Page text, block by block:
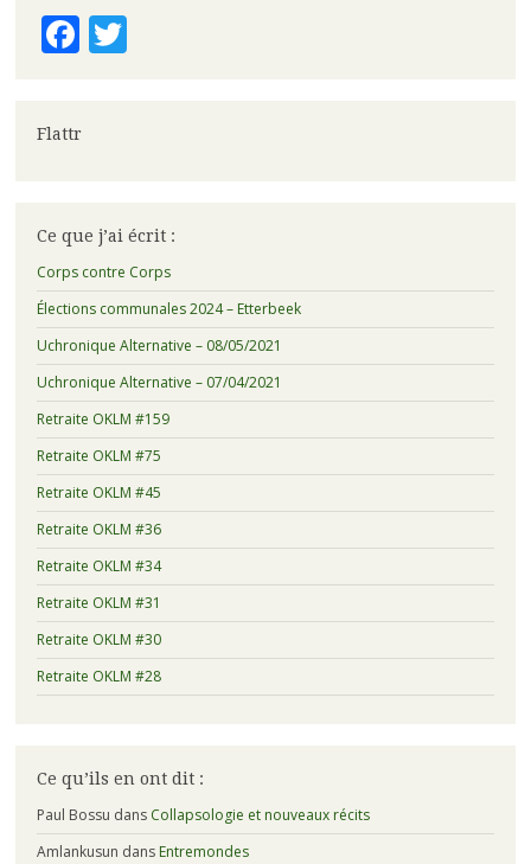
Facebook
Twitter
Flattr
Ce que j’ai écrit :
Corps contre Corps
Élections communales 2024 – Etterbeek
Uchronique Alternative – 08/05/2021
Uchronique Alternative – 07/04/2021
Retraite OKLM #159
Retraite OKLM #75
Retraite OKLM #45
Retraite OKLM #36
Retraite OKLM #34
Retraite OKLM #31
Retraite OKLM #30
Retraite OKLM #28
Ce qu’ils en ont dit :
Paul Bossu dans Collapsologie et nouveaux récits
Amlankusun dans Entremondes